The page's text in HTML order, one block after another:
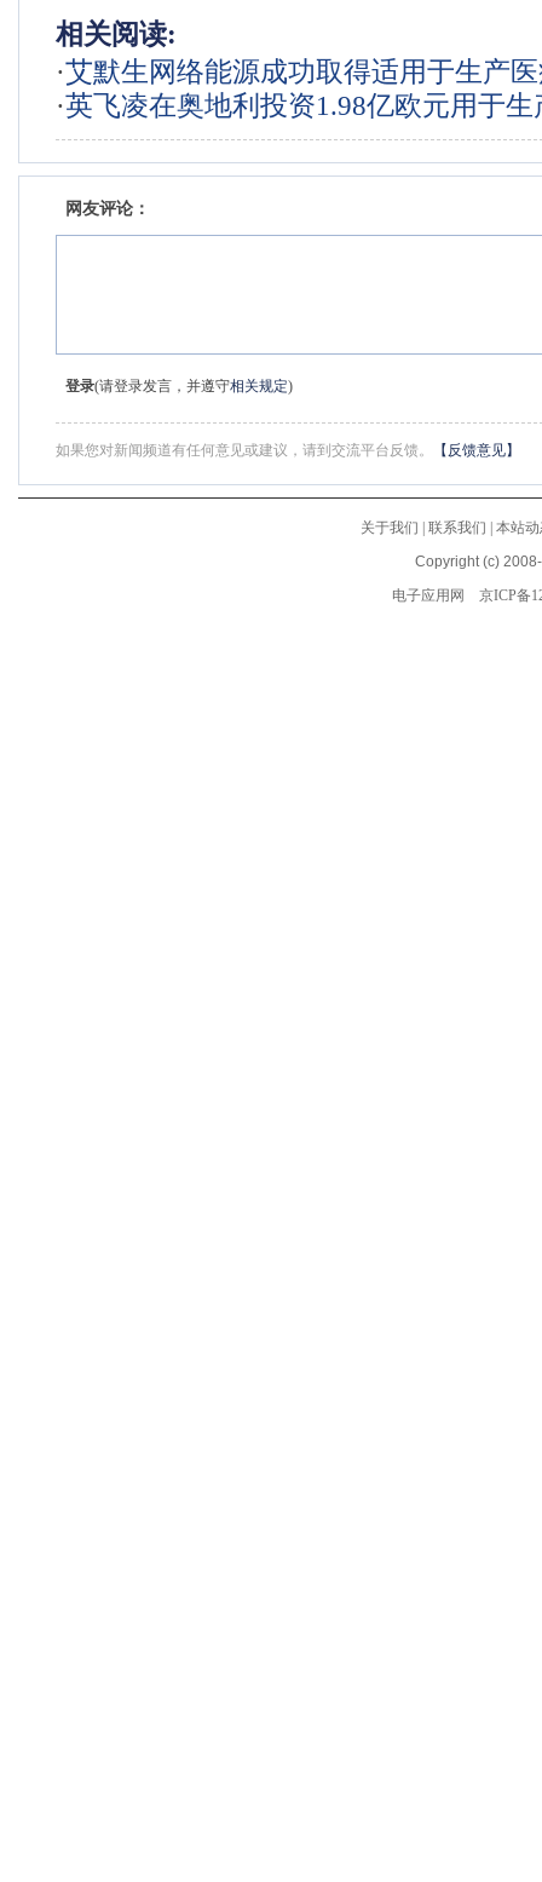
相关阅读:
·艾默生网络能源成功取得适用于生产
源系统的 ISO 13485 认证
·英飞凌在奥地利投资1.98亿欧元用于生
发，创造400个工作岗位
网友评论：
登录(请登录发言，并遵守相关规定)
如果您对新闻频道有任何意见或建议，请到交流平台反馈。 【反馈意见】
关于我们 联系我们
本站
Copyright (c)
电子应用网
京ICP备